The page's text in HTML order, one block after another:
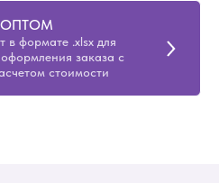
в формате .xlsx для
заказа с
стоимости